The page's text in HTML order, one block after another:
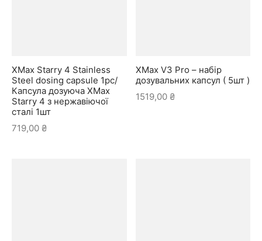
XMax Starry 4 Stainless
Steel dosing capsule 1pc/
Капсула дозуюча XMax
Starry 4 з нержавіючої
сталі 1шт
719,00 ₴
XMax V3 Pro – набір
дозувальних капсул ( 5шт )
1519,00 ₴